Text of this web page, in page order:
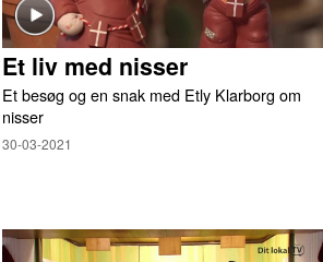
Et liv med nisser
Et besøg og en snak med Etly Klarborg om
nisser
30-03-2021